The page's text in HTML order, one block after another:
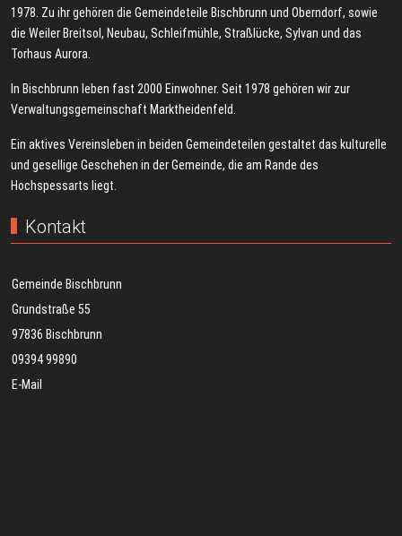
1978. Zu ihr gehören die Gemeindeteile Bischbrunn und Oberndorf, sowie
die Weiler Breitsol, Neubau, Schleifmühle, Straßlücke, Sylvan und das
Torhaus Aurora.
In Bischbrunn leben fast 2000 Einwohner. Seit 1978 gehören wir zur
Verwaltungsgemeinschaft Marktheidenfeld.
Ein aktives Vereinsleben in beiden Gemeindeteilen gestaltet das kulturelle
und gesellige Geschehen in der Gemeinde, die am Rande des
Hochspessarts liegt.
Kontakt
Gemeinde Bischbrunn
Grundstraße 55
97836 Bischbrunn
09394 99890
E-Mail